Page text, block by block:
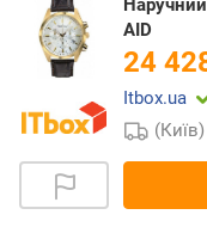
AID
24
Itbox.ua
(Київ)